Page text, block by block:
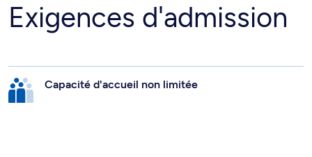
Exigences d'admission
Capacité d'accueil non limitée